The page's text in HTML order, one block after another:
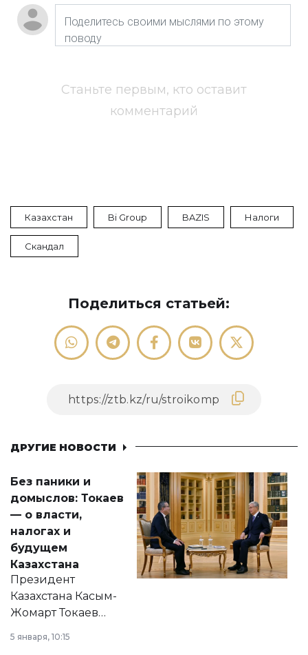
Станьте первым, кто оставит
комментарий
Казахстан Bi Group BAZIS Налоги
Скандал
Поделиться статьей:
ДРУГИЕ НОВОСТИ
Без паники и
домыслов: Токаев
— о власти,
налогах и
будущем
Казахстана
Президент
Казахстана Касым-
Жомарт Токаев
сразу несколько
5 января, 10:15